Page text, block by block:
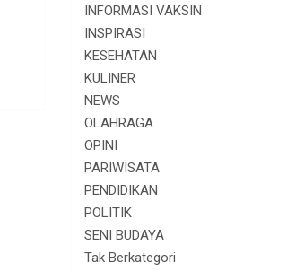
INFORMASI VAKSIN
INSPIRASI
KESEHATAN
KULINER
NEWS
OLAHRAGA
OPINI
PARIWISATA
PENDIDIKAN
POLITIK
SENI BUDAYA
Tak Berkategori